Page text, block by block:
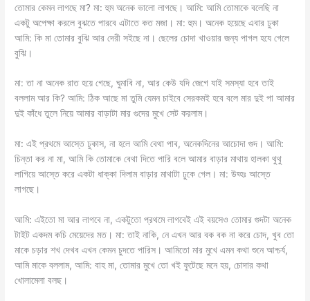
তোমার কেমন লাগছে মা? মা: হুম অনেক ভালো লাগছে। আমি: আমি তোমাকে বলেছি না
একটু অপেক্ষা করলে বুঝতে পারবে এটাতে কত মজা। মা: হুম। অনেক হয়েছে এবার ঢুকা
আমি: কি মা তোমার বুঝি আর দেরী সইছে না। ছেলের চোদা খাওয়ার জন্য পাগল হযে গেলে
বুঝি।
মা: তা না অনেক রাত হয়ে গেছে, ঘুমাবি না, আর কেউ যদি জেগে যাই সমস্যা হবে তাই
বললাম আর কি? আমি: ঠিক আছে মা তুমি যেমন চাইবে সেরকমই হবে বলে মার দুই পা আমার
দুই কাঁধে তুলে নিয়ে আমার বাড়াটা মার গুদের মুখে সেট করলাম।
মা: এই প্রথমে আস্তে ঢুকাস, না হলে আমি বেথা পাব, অনেকদিনের আচোদা গুদ। আমি:
চিন্তা কর না মা, আমি কি তোমাকে বেথা দিতে পারি বলে আমার বাড়ার মাথায় হালকা থুথু
লাগিয়ে আস্তে করে একটা ধাক্কা দিলাম বাড়ার মাথাটা ঢুকে গেল। মা: উহ্হঃ আস্তে
লাগছে।
আমি: এইতো মা আর লাগবে না, একটুতো প্রথমে লাগবেই এই বয়সেও তোমার গুদটা অনেক
টাইট একদম কচি মেয়েদের মত। মা: তাই নাকি, নে এখন আর বক বক না করে চোদ, খুব তো
মাকে চড়ার শখ দেখব এখন কেমন চুদতে পারিস। আমিতো মার মুখে এমন কথা শুনে আশ্চর্য,
আমি মাকে বললাম, আমি: বাহ মা, তোমার মুখে তো খই ফুটেছে মনে হয়, চোদার কথা
খোলামেলা বলছ।